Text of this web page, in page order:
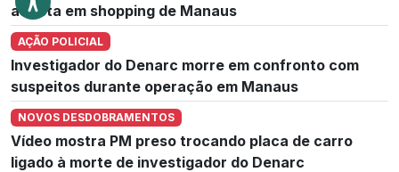
autista em shopping de Manaus
AÇÃO POLICIAL
Investigador do Denarc morre em confronto com
suspeitos durante operação em Manaus
NOVOS DESDOBRAMENTOS
Vídeo mostra PM preso trocando placa de carro
ligado à morte de investigador do Denarc